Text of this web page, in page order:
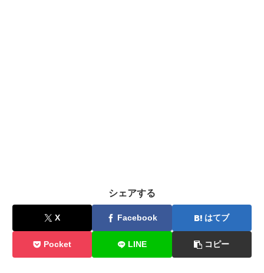
シェアする
X Facebook はてブ
Pocket LINE コピー